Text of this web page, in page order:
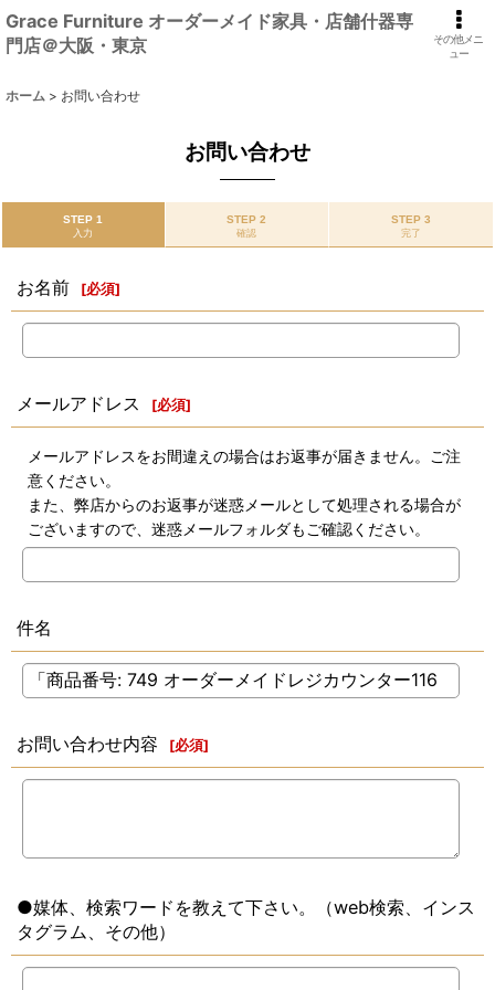
Grace Furniture オーダーメイド家具・店舗什器専
門店＠大阪・東京
その他メニ
ュー
ホーム > お問い合わせ
お問い合わせ
STEP 1
入力
STEP 2
確認
STEP 3
完了
お名前 [必須]
メールアドレス [必須]
メールアドレスをお間違えの場合はお返事が届きません。ご注
意ください。
また、弊店からのお返事が迷惑メールとして処理される場合が
ございますので、迷惑メールフォルダもご確認ください。
件名
お問い合わせ内容 [必須]
●媒体、検索ワードを教えて下さい。（web検索、インス
タグラム、その他）